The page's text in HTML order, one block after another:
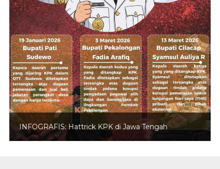
INFOGRAFIS: Hattrick KPK di Jawa Tengah